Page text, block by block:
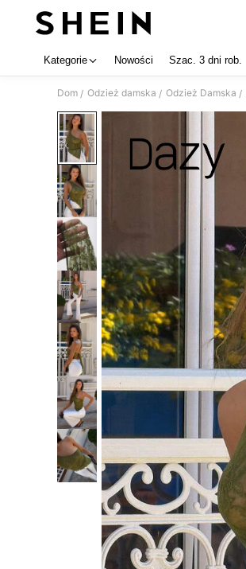
Kategorie Nowości Szac. 3 dni rob.
Dom / Odzież damska / Odzież Damska /